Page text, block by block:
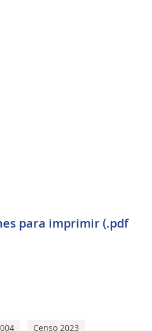
para imprimir (.pdf
Censo 2023